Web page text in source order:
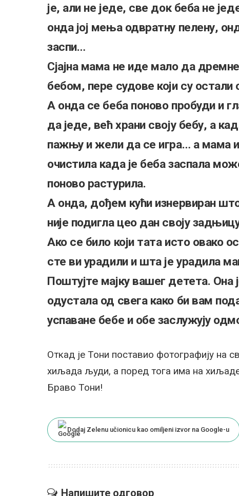
је, али не једе, све док беба не
онда јој мења одвратну пелену,
заспи…
Сјајна мама не иде мало да
бебом, пере судове који су
А онда се беба поново пробуди и
да једе, већ храни своју бебу, а
пажњу и жели да се игра… а мама
очистила када је беба заспала
поново растурила.
А онда, дођем кући изнервиран
није подигла цео дан своју
Ако се било који тата исто овако
сте ви урадили и шта је урадила
Поштујте мајку вашег детета. Она
одустала од свега како би вам
успаване бебе и обе заслужују
Откад је Тони поставио фотографију на
хиљада људи, а поред тога има на
Браво Тони!
Dodaj Zelenu učionicu kao omiljeni izvor na Google-u
Напишите одговор